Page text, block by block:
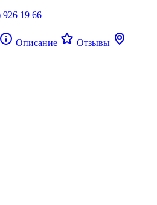
926 19 66
Описание
Отзывы